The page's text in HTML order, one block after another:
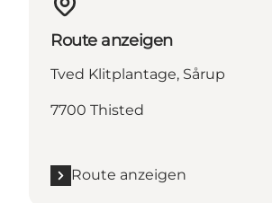
Route anzeigen
Tved Klitplantage, Sårup
7700 Thisted
Route anzeigen